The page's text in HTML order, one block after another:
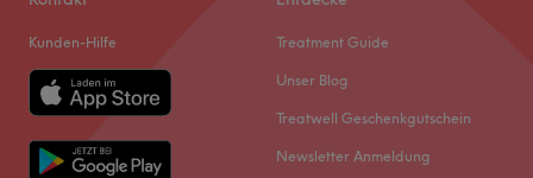
Kunden-Hilfe Treatment Guide
Unser Blog
Treatwell Geschenkgutschein
Newsletter Anmeldung